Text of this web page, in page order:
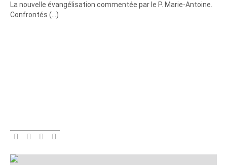
La nouvelle évangélisation commentée par le P. Marie-Antoine.
Confrontés (…)